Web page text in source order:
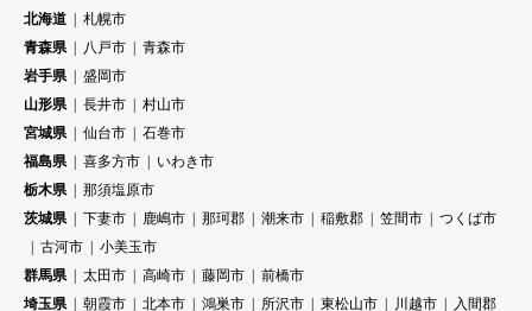
北海道
札幌市
青森県
八戸市
青森市
岩手県
盛岡市
山形県
長井市
村山市
宮城県
仙台市
石巻市
福島県
喜多方市
いわき市
栃木県
那須塩原市
茨城県
下妻市 鹿嶋市 那珂郡 潮来市 稲敷郡 笠間市
つくば市
古河市
小美玉市
群馬県
太田市 高崎市 藤岡市
前橋市
埼玉県
朝霞市 北本市 鴻巣市 所沢市 東松山市 川越市
入間郡